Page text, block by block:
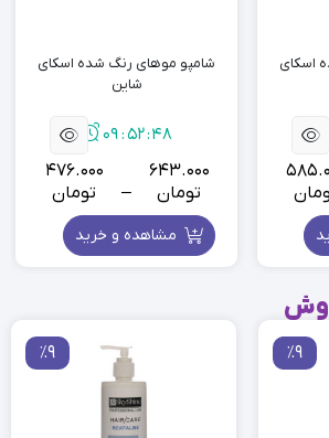
اسکای
ماسک مو حاوی کراتین اسکای
شاین
48
:
52
:
09
785.000
تومان
–
585.000
تومان
مشاهده و خرید
٪9 ٪9